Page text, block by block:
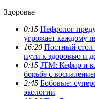
Здоровье
0:15 Нефролог
угрожает каждому
16:20 Постный стол
пути к здоровью и
0:15 JTM: Кефир и
борьбе с
2:45 Бобовые:
экологии